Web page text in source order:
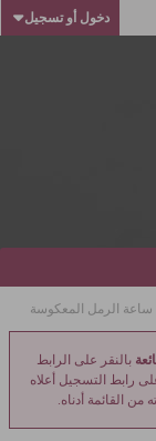
دخول أو تسجيل
ساعة الرمل المعكوسة
بالنقر على الرابط
رابط التسجيل أعلاه
من القائمة أدناه.